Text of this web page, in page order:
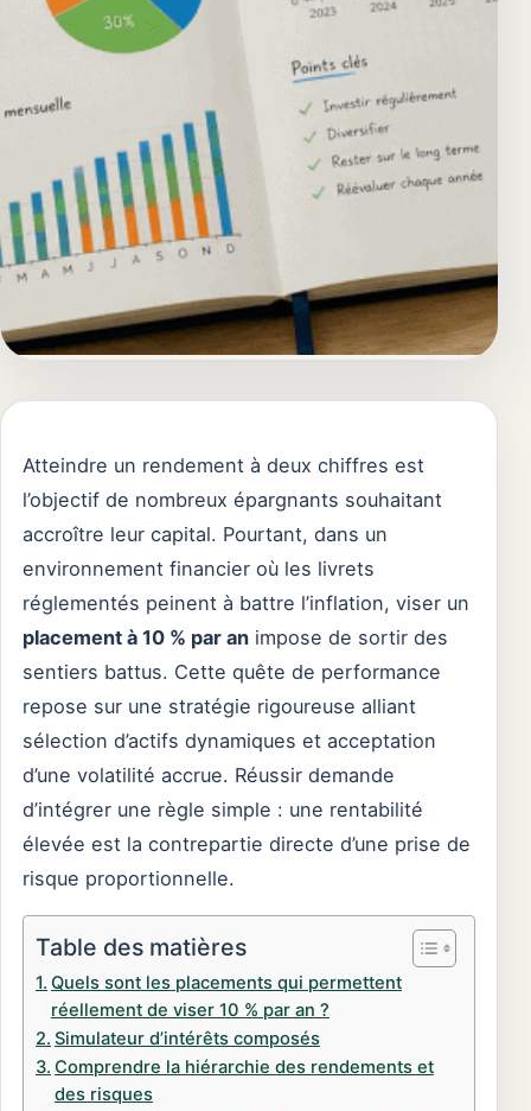
Atteindre un rendement à deux chiffres est
l’objectif de nombreux épargnants souhaitant
accroître leur capital. Pourtant, dans un
environnement financier où les livrets
réglementés peinent à battre l’inflation, viser un
placement à 10 % par an impose de sortir des
sentiers battus. Cette quête de performance
repose sur une stratégie rigoureuse alliant
sélection d’actifs dynamiques et acceptation
d’une volatilité accrue. Réussir demande
d’intégrer une règle simple : une rentabilité
élevée est la contrepartie directe d’une prise de
risque proportionnelle.
Table des matières
Quels sont les placements qui permettent
réellement de viser 10 % par an ?
Simulateur d’intérêts composés
Comprendre la hiérarchie des rendements et
des risques